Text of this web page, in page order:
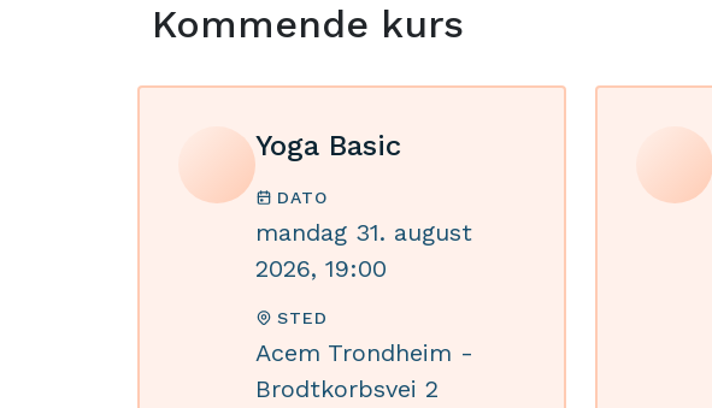
Kommende kurs
Yoga Basic
DATO
mandag 31. august
2026, 19:00
STED
Acem Trondheim -
Brodtkorbsvei 2